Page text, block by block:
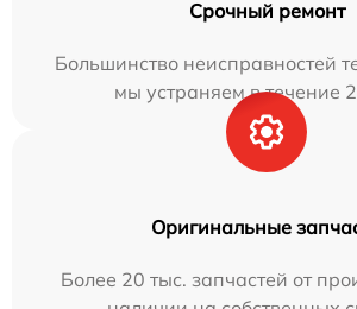
Срочный ремонт
Большинство неисправностей
мы устраняем в течение
Оригинальные
Более 20 тыс. запчастей от